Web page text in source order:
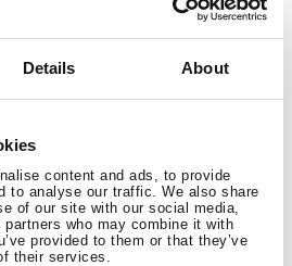
Details About
content and ads, to provide
to analyse our traffic. We also share
of our site with our social media,
who may combine it with
provided to them or that they’ve
their services.